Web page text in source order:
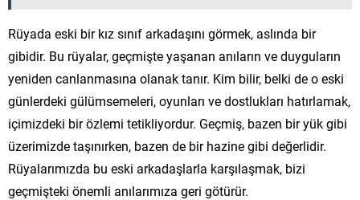
Rüyada eski bir kız sınıf arkadaşını görmek, aslında bir
gibidir. Bu rüyalar, geçmişte yaşanan anıların ve duyguların
yeniden canlanmasına olanak tanır. Kim bilir, belki de o eski
günlerdeki gülümsemeleri, oyunları ve dostlukları hatırlamak,
içimizdeki bir özlemi tetikliyordur. Geçmiş, bazen bir yük gibi
üzerimizde taşınırken, bazen de bir hazine gibi değerlidir.
Rüyalarımızda bu eski arkadaşlarla karşılaşmak, bizi
geçmişteki önemli anılarımıza geri götürür.